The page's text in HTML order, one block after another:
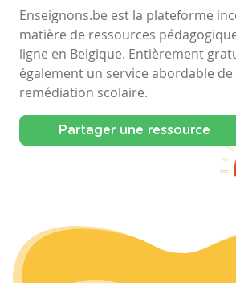
Enseignons.be est la plateforme
matière de ressources
ligne en Belgique. Entièrement
également un service abordable
remédiation scolaire.
Partager une ressource